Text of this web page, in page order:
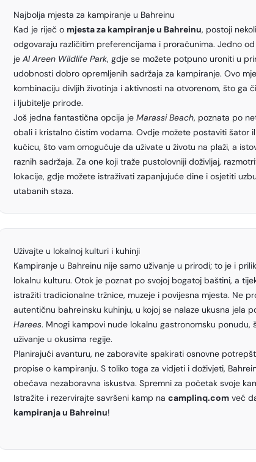
Najbolja mjesta za kampiranje u Bahreinu
Kad je riječ o mjesta za kampiranje u Bahreinu, postoji
odgovaraju različitim preferencijama i proračunima. Jedno
je Al Areen Wildlife Park, gdje se možete potpuno uroniti u
udobnosti dobro opremljenih sadržaja za kampiranje. Ovo
kombinaciju divljih životinja i aktivnosti na otvorenom, što ga
i ljubitelje prirode.
Još jedna fantastična opcija je Marassi Beach, poznata po
obali i kristalno čistim vodama. Ovdje možete postaviti šator
kućicu, što vam omogućuje da uživate u životu na plaži, a
raznih sadržaja. Za one koji traže pustolovniji doživljaj,
lokacije, gdje možete istraživati zapanjujuće dine i osjetiti
utabanih staza.
Uživajte u lokalnoj kulturi i kuhinji
Kampiranje u Bahreinu nije samo uživanje u prirodi; to je i
lokalnu kulturu. Otok je poznat po svojoj bogatoj baštini, a
istražiti tradicionalne tržnice, muzeje i povijesna mjesta. Ne
autentičnu bahreinsku kuhinju, u kojoj se nalaze ukusna jela
Harees. Mnogi kampovi nude lokalnu gastronomsku ponudu,
uživanje u okusima regije.
Planirajući avanturu, ne zaboravite spakirati osnovne
propise o kampiranju. S toliko toga za vidjeti i doživjeti,
obećava nezaboravna iskustva. Spremni za početak svoje
Istražite i rezervirajte savršeni kamp na camplinq.com već
kampiranja u Bahreinu!